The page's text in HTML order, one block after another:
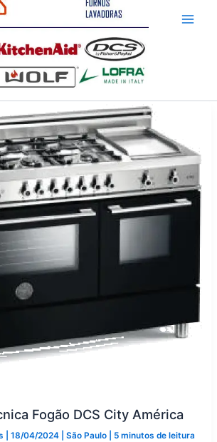
Fogão DCS City América
18/04/2024 São Paulo| 5 minutos de leitura